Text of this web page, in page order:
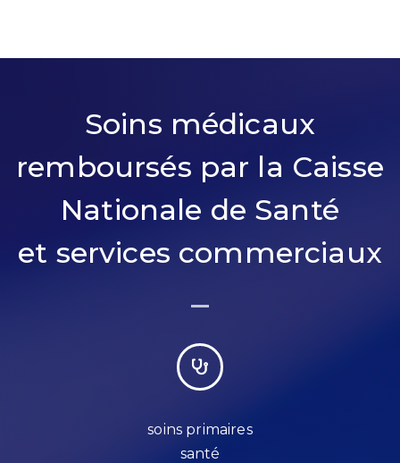
Soins médicaux
remboursés par la Caisse
Nationale de Santé
et services commerciaux
soins primaires
santé